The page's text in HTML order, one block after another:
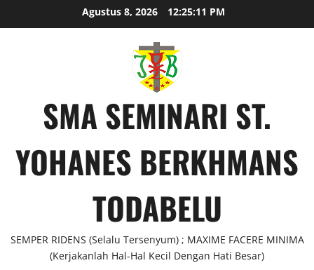
Agustus 8, 2026 12:25:12 PM
SMA SEMINARI ST.
YOHANES BERKHMANS
TODABELU
SEMPER RIDENS (Selalu Tersenyum) ; MAXIME FACERE MINIMA
(Kerjakanlah Hal-Hal Kecil Dengan Hati Besar)